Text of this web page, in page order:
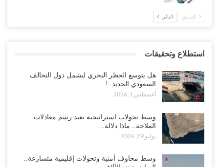
السابق التالي
استطلاع وتحقيقات
هل يتوسع الحظر البحري ليشمل دول التحالف
السعودي الجديد..!
أغسطس 1, 2026
وسط تحولات استراتيجية تعيد رسم معادلات
الملاحة.. ماذا دلالة…
يوليو 29, 2026
وسط مخاوف أمنية وتحولات إقليمية متسارعة..